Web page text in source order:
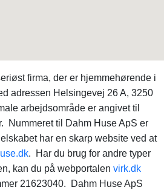
firma, der er hjemmehørende i
adressen Helsingevej 26 A, 3250
arbejdsområde er angivet til
Nummeret til Dahm Huse ApS er
har en skarp website ved at
. Har du brug for andre typer
kan du på webportalen virk.dk
21623040. Dahm Huse ApS